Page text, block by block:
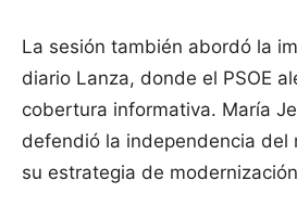
La sesión también abordó la
diario Lanza, donde el PSOE
cobertura informativa. María
defendió la independencia del
su estrategia de